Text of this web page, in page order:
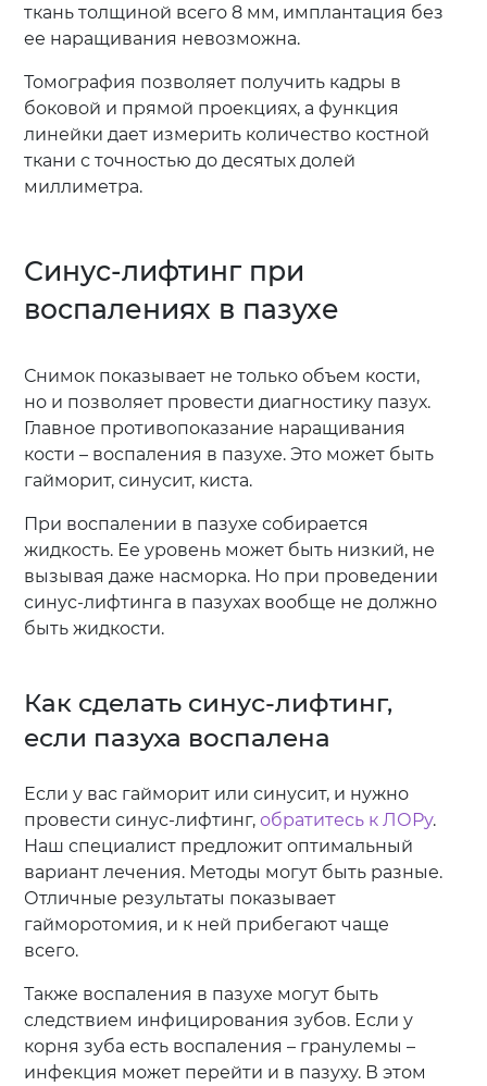
ткань толщиной всего 8 мм, имплантация без
ее наращивания невозможна.
Томография позволяет получить кадры в
боковой и прямой проекциях, а функция
линейки дает измерить количество костной
ткани с точностью до десятых долей
миллиметра.
Синус-лифтинг при
воспалениях в пазухе
Снимок показывает не только объем кости,
но и позволяет провести диагностику пазух.
Главное противопоказание наращивания
кости – воспаления в пазухе. Это может быть
гайморит, синусит, киста.
При воспалении в пазухе собирается
жидкость. Ее уровень может быть низкий, не
вызывая даже насморка. Но при проведении
синус-лифтинга в пазухах вообще не должно
быть жидкости.
Как сделать синус-лифтинг,
если пазуха воспалена
Если у вас гайморит или синусит, и нужно
провести синус-лифтинг, обратитесь к ЛОРу.
Наш специалист предложит оптимальный
вариант лечения. Методы могут быть разные.
Отличные результаты показывает
гайморотомия, и к ней прибегают чаще
всего.
Также воспаления в пазухе могут быть
следствием инфицирования зубов. Если у
корня зуба есть воспаления – гранулемы –
инфекция может перейти и в пазуху. В этом